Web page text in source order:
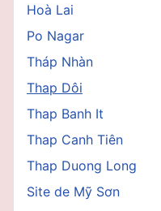
Hoà Lai
Po Nagar
Tháp Nhàn
Thap Dôi
Thap Banh It
Thap Canh Tiên
Thap Duong Long
Site de Mỹ Sơn